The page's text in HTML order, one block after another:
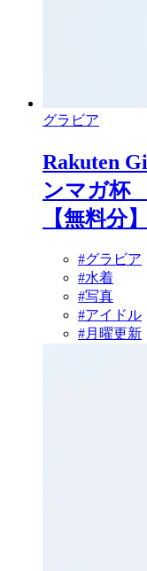
グラビア
Rakuten
ンマガ杯
【無料分】
#グラビア
#水着
#写真
#アイドル
#月曜更新